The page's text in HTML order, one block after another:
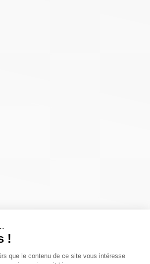
!
que le contenu de ce site vous intéresse